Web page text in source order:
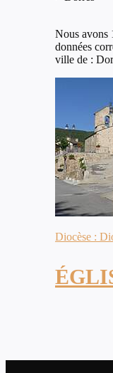
Nous avons
données
ville de :
Diocèse :